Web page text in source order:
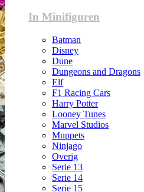
In Minifiguren
Batman
Disney
Dune
Dungeons and Dragons
Elf
F1 Racing Cars
Harry Potter
Looney Tunes
Marvel Studios
Muppets
Ninjago
Overig
Serie 13
Serie 14
Serie 15